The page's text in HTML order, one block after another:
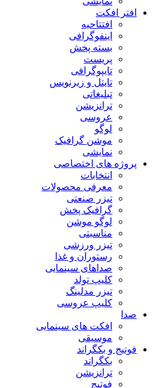
افتر افکت
افتتاحیه
اینفوگرافی
بسته پخش
پریست
تایپوگرافی
تایتل و زیرنویس
تبلیغاتی
ترانزیشن
عروسی
لوگو
موشن گرافیک
نمایشی
پروژه های اختصاصی
انتخابات
معرفی محصولات
تیزر صنعتی
گرافیک پخش
لوگو موشن
مناسبتی
تیزر ورزشی
رستوران و غذا
صداهای سینمایی
کلیپ تولد
تیزر مدلینگ
کلیپ عروسی
صدا
افکت های سینمایی
موسیقی
فوتیج و بکگراند
بکگراند
ترانزیشن
فوتیج